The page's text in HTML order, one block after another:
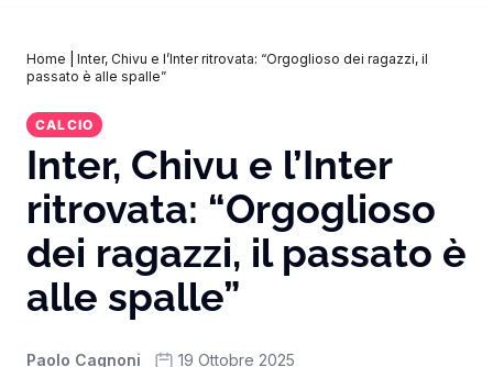
Home
Inter, Chivu e l’Inter ritrovata: “Orgoglioso dei ragazzi, il
passato è alle spalle”
CALCIO
Inter, Chivu e l’Inter
ritrovata: “Orgoglioso
dei ragazzi, il passato è
alle spalle”
Paolo Cagnoni 19 Ottobre 2025